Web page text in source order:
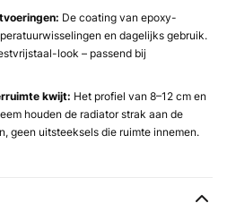
De coating van epoxy-
en dagelijks gebruik.
look – passend bij
kwijt: Het profiel van 8–12 cm en
houden de radiator strak aan de
geen uitsteeksels die ruimte innemen.